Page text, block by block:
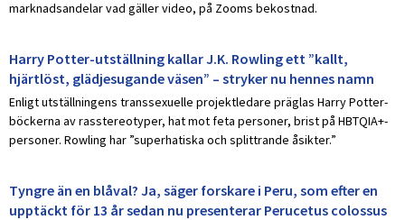
marknadsandelar vad gäller video, på Zooms bekostnad.
Harry Potter-utställning kallar J.K. Rowling ett ”kallt,
hjärtlöst, glädjesugande väsen” – stryker nu hennes namn
Enligt utställningens transsexuelle projektledare präglas Harry Potter-
böckerna av rasstereotyper, hat mot feta personer, brist på HBTQIA+-
personer. Rowling har ”superhatiska och splittrande åsikter.”
Tyngre än en blåval? Ja, säger forskare i Peru, som efter en
upptäckt för 13 år sedan nu presenterar Perucetus colossus